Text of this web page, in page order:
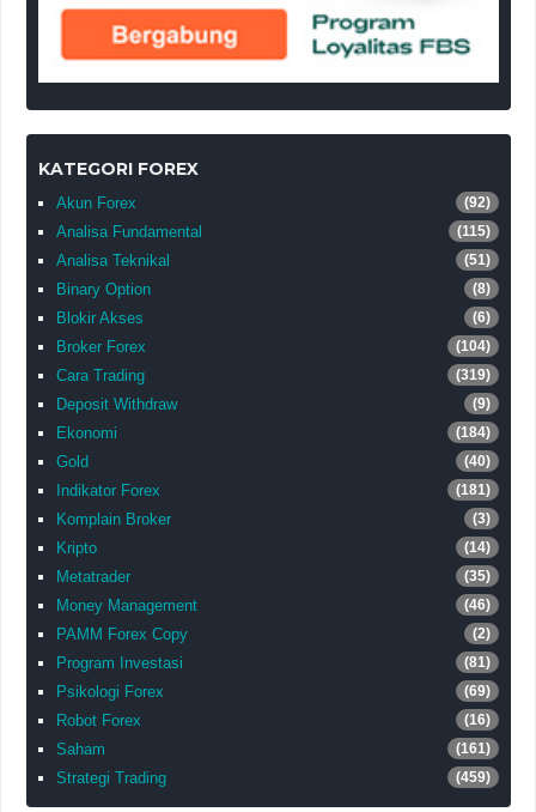
KATEGORI FOREX
Akun Forex (92)
Analisa Fundamental (115)
Analisa Teknikal (51)
Binary Option (8)
Blokir Akses (6)
Broker Forex (104)
Cara Trading (319)
Deposit Withdraw (9)
Ekonomi (184)
Gold (40)
Indikator Forex (181)
Komplain Broker (3)
Kripto (14)
Metatrader (35)
Money Management (46)
PAMM Forex Copy (2)
Program Investasi (81)
Psikologi Forex (69)
Robot Forex (16)
Saham (161)
Strategi Trading (459)